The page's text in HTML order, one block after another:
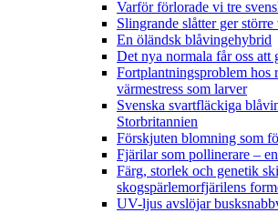
Varför förlorade vi tre
Slingrande slåtter ger
En öländsk blåvingehybrid
Det nya normala får oss att
Fortplantningsproblem hos
värmestress som larver
Svenska svartfläckiga
Storbritannien
Förskjuten blomning som
Fjärilar som pollinerare –
Färg, storlek och genetik
skogspärlemorfjärilens
UV-ljus avslöjar